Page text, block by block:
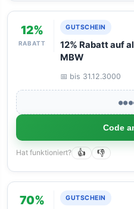
12%
RABATT
GUTSCHEIN
12% Rabatt auf
MBW
📅 bis 31.12.3000
Code
Hat funktioniert? 👍 👎
70% GUTSCHEIN